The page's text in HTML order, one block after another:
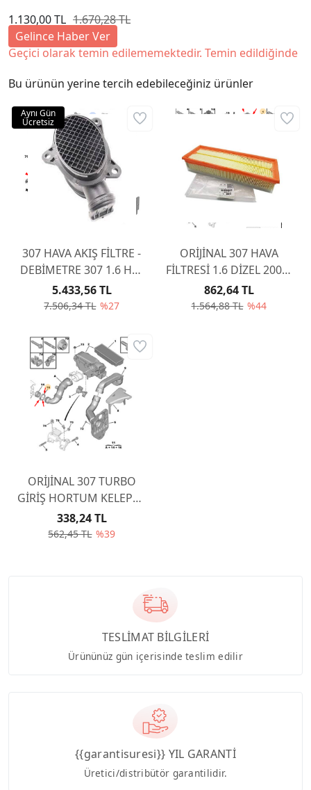
1.130,00 TL 1.670,28 TL
Gelince Haber Ver
Geçici olarak temin edilememektedir. Temin edildiğinde
Bu ürünün yerine tercih edebileceğiniz ürünler
307 HAVA AKIŞ FİLTRE -
DEBİMETRE 307 1.6 HDI
DV6 1610874680
SANSETA
7.506,34 TL %27
5.433,56 TL
Aynı Gün
Ücretsiz
ORİJİNAL 307 HAVA
FİLTRESİ 1.6 DİZEL 2004-
2008 - DV6 1444TJ
1.564,88 TL %44
862,64 TL
ORİJİNAL 307 TURBO
GİRİŞ HORTUM KELEPÇE
1.6 DİZEL 1434G7
562,45 TL %39
338,24 TL
TESLİMAT BİLGİLERİ
Ürününüz gün içerisinde teslim edilir
{{garantisuresi}} YIL GARANTİ
Üretici/distribütör garantilidir.